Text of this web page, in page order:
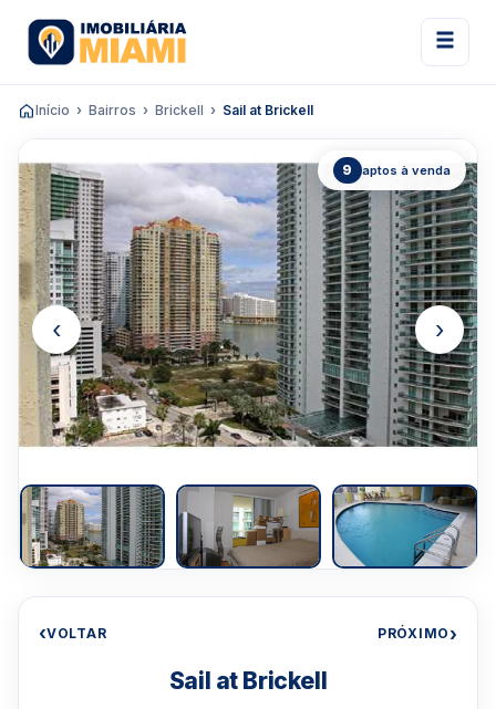
Início Bairros Brickell Sail at Brickell
9 aptos à venda
‹ ›
‹VOLTAR PRÓXIMO›
Sail at Brickell